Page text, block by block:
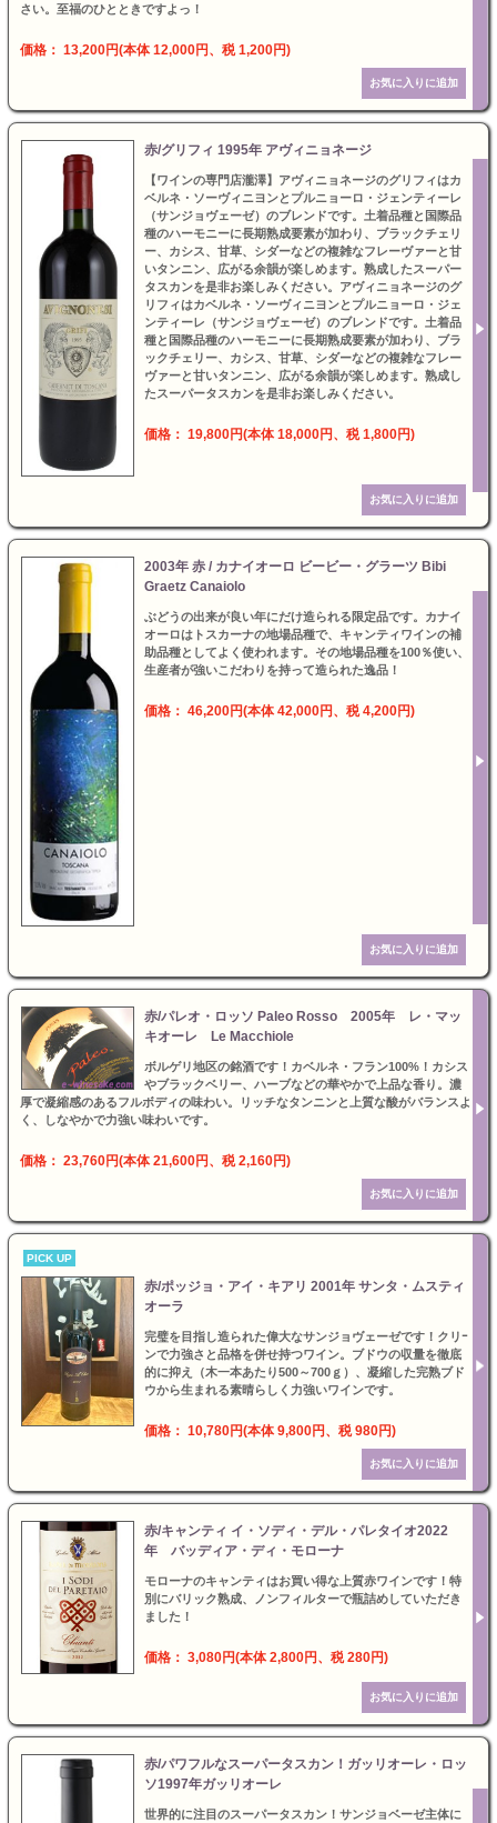
さい。至福のひとときですよっ！
価格： 13,200円(本体 12,000円、税 1,200円)
赤/グリフィ 1995年 アヴィニョネージ
【ワインの専門店瀧澤】アヴィニョネージのグリフィはカ
ベルネ・ソーヴィニヨンとプルニョーロ・ジェンティーレ
（サンジョヴェーゼ）のブレンドです。土着品種と国際品
種のハーモニーに長期熟成要素が加わり、ブラックチェリ
ー、カシス、甘草、シダーなどの複雑なフレーヴァーと甘
いタンニン、広がる余韻が楽しめます。熟成したスーパー
タスカンを是非お楽しみください。アヴィニョネージのグ
リフィはカベルネ・ソーヴィニヨンとプルニョーロ・ジェ
ンティーレ（サンジョヴェーゼ）のブレンドです。土着品
種と国際品種のハーモニーに長期熟成要素が加わり、ブラ
ックチェリー、カシス、甘草、シダーなどの複雑なフレー
ヴァーと甘いタンニン、広がる余韻が楽しめます。熟成し
たスーパータスカンを是非お楽しみください。
価格： 19,800円(本体 18,000円、税 1,800円)
2003年 赤 / カナイオーロ ビービー・グラーツ Bibi
Graetz Canaiolo
ぶどうの出来が良い年にだけ造られる限定品です。カナイ
オーロはトスカーナの地場品種で、キャンティワインの補
助品種としてよく使われます。その地場品種を100％使い、
生産者が強いこだわりを持って造られた逸品！
価格： 46,200円(本体 42,000円、税 4,200円)
赤/パレオ・ロッソ Paleo Rosso 2005年 レ・マッ
キオーレ Le Macchiole
ボルゲリ地区の銘酒です！カベルネ・フラン100%！カシス
やブラックベリー、ハーブなどの華やかで上品な香り。濃
厚で凝縮感のあるフルボディの味わい。リッチなタンニンと上質な酸がバランスよ
く、しなやかで力強い味わいです。
価格： 23,760円(本体 21,600円、税 2,160円)
PICK UP
赤/ポッジョ・アイ・キアリ 2001年 サンタ・ムスティ
オーラ
完璧を目指し造られた偉大なサンジョヴェーゼです！クリｰ
ンで力強さと品格を併せ持つワイン。ブドウの収量を徹底
的に抑え（木一本あたり500～700ｇ）、凝縮した完熟ブド
ウから生まれる素晴らしく力強いワインです。
価格： 10,780円(本体 9,800円、税 980円)
赤/キャンティ イ・ソディ・デル・パレタイオ2022
年 バッディア・ディ・モローナ
モローナのキャンティはお買い得な上質赤ワインです！特
別にバリック熟成、ノンフィルターで瓶詰めしていただき
ました！
価格： 3,080円(本体 2,800円、税 280円)
赤/パワフルなスーパータスカン！ガッリオーレ・ロッ
ソ1997年ガッリオーレ
世界的に注目のスーパータスカン！サンジョベーゼ主体に